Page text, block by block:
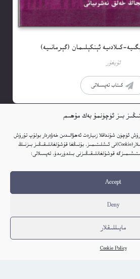
بىز ئۈچۈنمۇ بەك مۇھىم
ئۈچۈن شۇنداقلا زىيارەت ئەھۋالىدىن خەۋەردار بولۇپ تۇرۇش
ئۈچۈن نۆۋەتتە ئېلكىتاب تورىدا ساقلانمىلار(Cookie)نى ئىشلىتىمىز. بۇنىڭغا قۇشۇلغانلىقىڭىز بىزنىڭ
Accept
Deny
مايىللىقلار
Cookie Policy
كىلادىيە ئېنكېلىمان (گېرمانىيە)
ئۇيغۇر
كىتاب تەپسىلاتى